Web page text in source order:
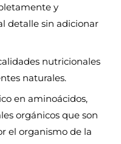
y
detalle sin adicionar
nutricionales
naturales.
en aminoácidos,
orgánicos que son
el organismo de la